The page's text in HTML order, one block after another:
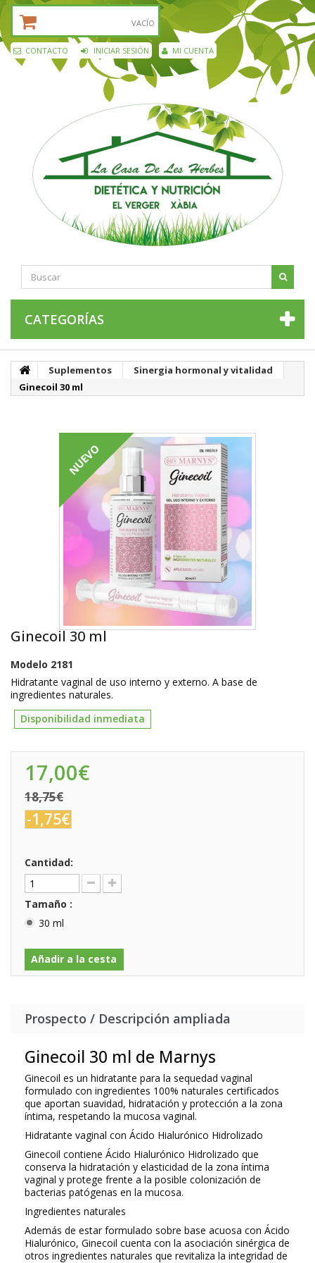
VACÍO
CONTACTO INICIAR SESIÓN MI CUENTA
CATEGORÍAS
Suplementos
Sinergia hormonal y vitalidad
Ginecoil 30 ml
NUEVO
Ginecoil 30 ml
Modelo 2181
Hidratante vaginal de uso interno y externo. A base de
ingredientes naturales.
Disponibilidad inmediata
17,00€
18,75€
-1,75€
Cantidad:
Tamaño :
30 ml
Añadir a la cesta
Prospecto / Descripción ampliada
Ginecoil 30 ml de Marnys
Ginecoil es un hidratante para la sequedad vaginal
formulado con ingredientes 100% naturales certificados
que aportan suavidad, hidratación y protección a la zona
íntima, respetando la mucosa vaginal.
Hidratante vaginal con Ácido Hialurónico Hidrolizado
Ginecoil contiene Ácido Hialurónico Hidrolizado que
conserva la hidratación y elasticidad de la zona íntima
vaginal y protege frente a la posible colonización de
bacterias patógenas en la mucosa.
Ingredientes naturales
Además de estar formulado sobre base acuosa con Ácido
Hialurónico, Ginecoil cuenta con la asociación sinérgica de
otros ingredientes naturales que revitaliza la integridad de